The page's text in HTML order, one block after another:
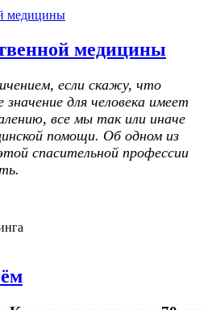
медицины
если скажу, что
для человека имеет
все мы так или иначе
помощи. Об одном из
спасительной профессии